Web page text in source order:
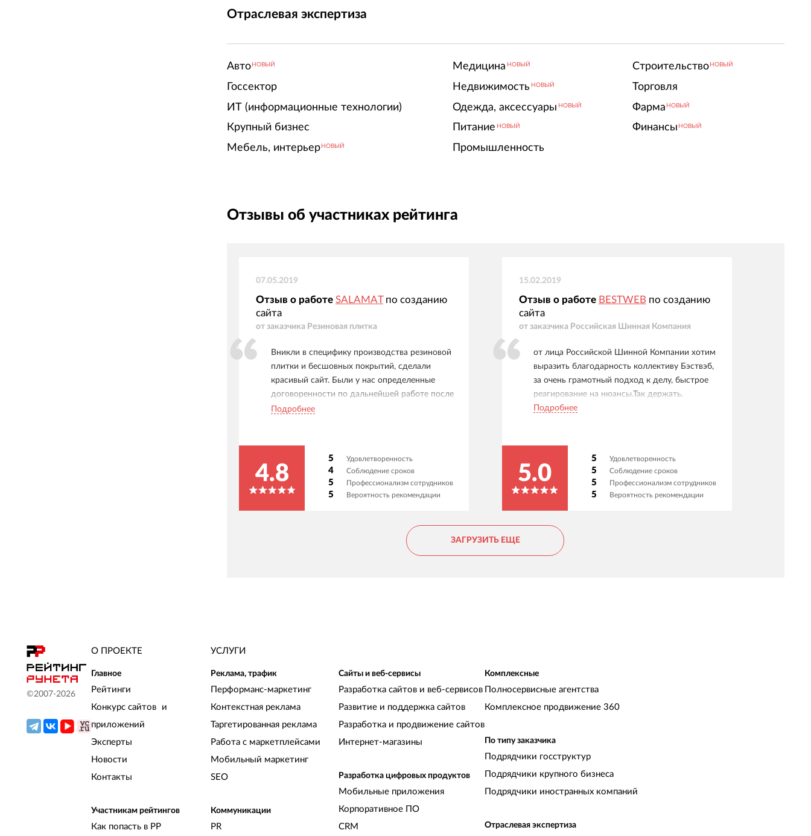
Отраслевая экспертиза
Авто НОВЫЙ
Госсектор
ИТ (информационные технологии)
Крупный бизнес
Мебель, интерьер НОВЫЙ
Медицина НОВЫЙ
Недвижимость НОВЫЙ
Одежда, аксессуары НОВЫЙ
Питание НОВЫЙ
Промышленность
Строительство НОВЫЙ
Торговля
Фарма НОВЫЙ
Финансы НОВЫЙ
Отзывы об участниках рейтинга
07.05.2019
Отзыв о работе SALAMATпо созданию
сайта
от заказчика Резиновая плитка
Вникли в специфику производства резиновой
плитки и бесшовных покрытий, сделали
красивый сайт. Были у нас определенные
договоренности по дальнейшей работе после
запуска сайта, они были соблюдены. Готов
Подробнее
4.8
5 Удовлетворенность
4 Соблюдение сроков
5 Профессионализм сотрудников
5 Вероятность рекомендации
15.02.2019
Отзыв о работе BESTWEB по созданию
сайта
от заказчика Российская Шинная Компания
от лица Российской Шинной Компании хотим
выразить благодарность коллективу Бэствэб,
за очень грамотный подход к делу, быстрое
реагирование на нюансы.Так держать.
Подробнее
5.0
5 Удовлетворенность
5 Соблюдение сроков
5 Профессионализм сотрудников
5 Вероятность рекомендации
ЗАГРУЗИТЬ ЕЩЕ
©2007-2026
О ПРОЕКТЕ
Главное
Рейтинги
Конкурс сайтов и
приложений
Эксперты
Новости
Контакты
Участникам рейтингов
Как попасть в РР
УСЛУГИ
Реклама, трафик
Перформанс-маркетинг
Контекстная реклама
Таргетированная реклама
Работа с маркетплейсами
Мобильный маркетинг
SEO
Коммуникации
PR
Сайты и веб-сервисы
Разработка сайтов и веб-сервисов
Развитие и поддержка сайтов
Разработка и продвижение сайтов
Интернет-магазины
Разработка цифровых продуктов
Мобильные приложения
Корпоративное ПО
CRM
Комплексные
Полносервисные агентства
Комплексное продвижение 360
По типу заказчика
Подрядчики госструктур
Подрядчики крупного бизнеса
Подрядчики иностранных компаний
Отраслевая экспертиза